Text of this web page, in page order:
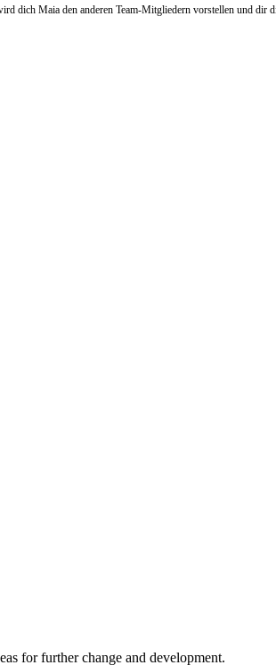
dich Maia den anderen Team-Mitgliedern vorstellen und dir
for further change and development.